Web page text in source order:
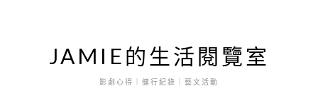
JAMIE的生活閱覽室
影劇心得｜健行紀錄｜藝文活動